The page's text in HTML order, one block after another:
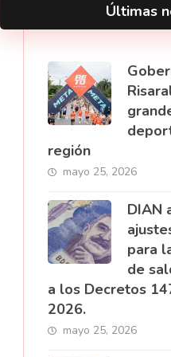
Últimas
región
mayo 25, 2026
DIAN
para
de
a los Decretos
2026.
mayo 25, 2026